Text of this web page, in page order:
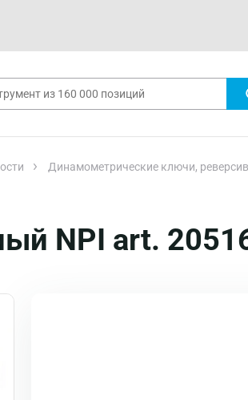
Динамометрические ключи,
NPI art.